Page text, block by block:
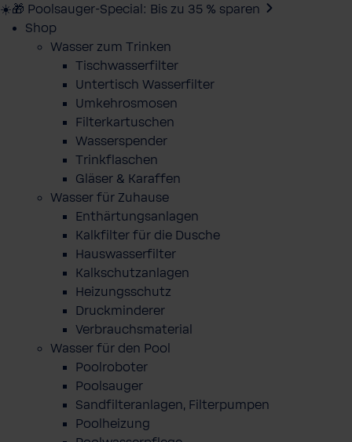
☀️🎁 Poolsauger-Special: Bis zu 35 % sparen
Shop
Wasser zum Trinken
Tischwasserfilter
Untertisch Wasserfilter
Umkehrosmosen
Filterkartuschen
Wasserspender
Trinkflaschen
Gläser & Karaffen
Wasser für Zuhause
Enthärtungsanlagen
Kalkfilter für die Dusche
Hauswasserfilter
Kalkschutzanlagen
Heizungsschutz
Druckminderer
Verbrauchsmaterial
Wasser für den Pool
Poolroboter
Poolsauger
Sandfilteranlagen, Filterpumpen
Poolheizung